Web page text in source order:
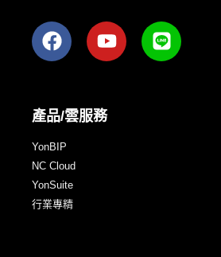
產品/雲服務
YonBIP
NC Cloud
YonSuite
行業專精